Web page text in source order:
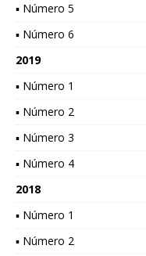
▪ Número 5
▪ Número 6
2019
▪ Número 1
▪ Número 2
▪ Número 3
▪ Número 4
2018
▪ Número 1
▪ Número 2